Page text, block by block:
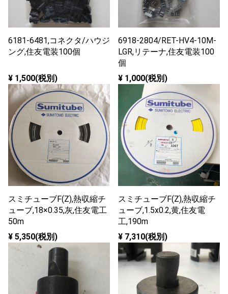
6181-6481,コネクタ/ハウジ
ング,住友電装100個
¥ 1,500(税別)
6918-2804/RET-HV4-10M-
LGR,リテーナ,住友電装100
個
¥ 1,000(税別)
スミチューブF(Z),熱収縮チ
ューブ,18×0.35,灰,住友電工
50m
¥ 5,350(税別)
スミチューブF(Z),熱収縮チ
ューブ,1.5x0.2,黄,住友電
工,190m
¥ 7,310(税別)